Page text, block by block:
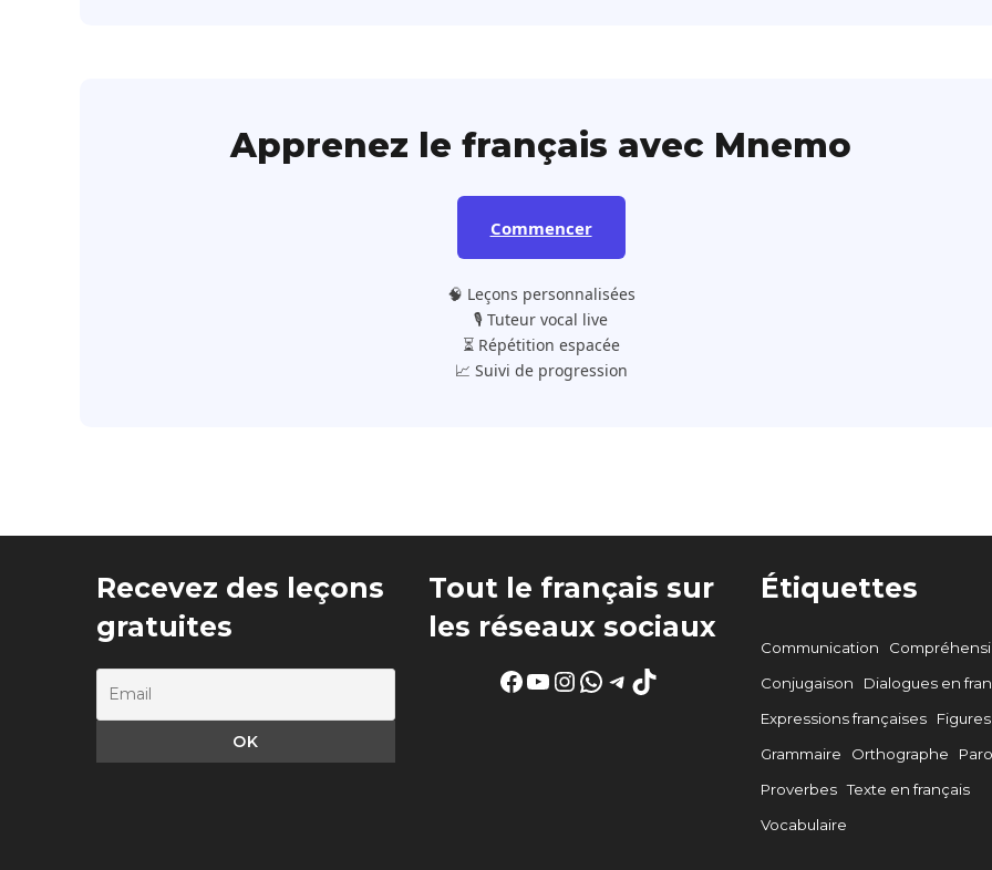
Apprenez le français avec Mnemo
Commencer
🧠 Leçons personnalisées
🎙️ Tuteur vocal live
⏳ Répétition espacée
📈 Suivi de progression
Recevez des leçons
gratuites
Tout le français sur
les réseaux sociaux
Facebook
YouTube
Instagram
WhatsApp
Telegram
TikTok
Étiquettes
Communication
Conjugaison
Dialogues en
Expressions françaises
Grammaire
Orthographe
Proverbes Texte en français
Vocabulaire